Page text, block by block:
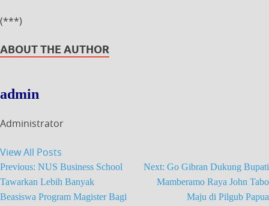
(***)
ABOUT THE AUTHOR
admin
Administrator
View All Posts
Previous: NUS Business School
Tawarkan Lebih Banyak
Beasiswa Program Magister Bagi
Next: Go Gibran Dukung Bupati
Mamberamo Raya John Tabo
Maju di Pilgub Papua